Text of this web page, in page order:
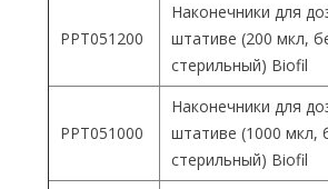
PPT051200
Наконечники для
штативе (200 мкл,
стерильный) Biofil
PPT051000
Наконечники для
штативе (1000 мкл,
стерильный) Biofil